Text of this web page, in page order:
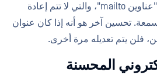
لقد قمنا بتحسين اكتشاف "عناوين mailto"، والتي لا تتم إعادة
تحسين آخر هو أنه إذا كان عنوان
المحسنة